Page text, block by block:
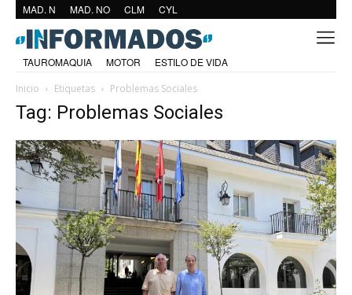
MAD. N MAD. NO CLM CYL
TAUROMAQUIA MOTOR
ESTILO DE VIDA
Inicio
Etiquetas Problemas Sociales
Tag: Problemas Sociales